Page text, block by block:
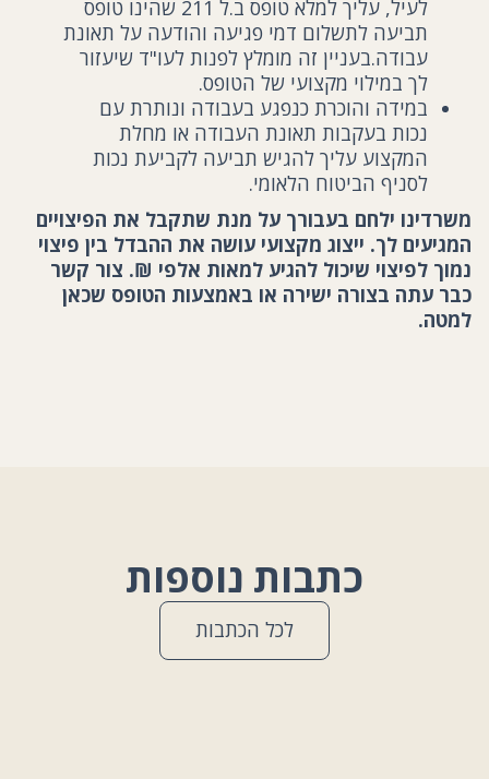
לעיל, עליך למלא טופס ב.ל 211 שהינו טופס
תביעה לתשלום דמי פגיעה והודעה על תאונת
עבודה.בעניין זה מומלץ לפנות לעו"ד שיעזור
לך במילוי מקצועי של הטופס.
במידה והוכרת כנפגע בעבודה ונותרת עם
נכות בעקבות תאונת העבודה או מחלת
המקצוע עליך להגיש תביעה לקביעת נכות
לסניף הביטוח הלאומי.
משרדינו ילחם בעבורך על מנת שתקבל את הפיצויים
המגיעים לך. ייצוג מקצועי עושה את ההבדל בין פיצוי
נמוך לפיצוי שיכול להגיע למאות אלפי ₪. צור קשר
כבר עתה בצורה ישירה או באמצעות הטופס שכאן
למטה.
כתבות נוספות
לכל הכתבות